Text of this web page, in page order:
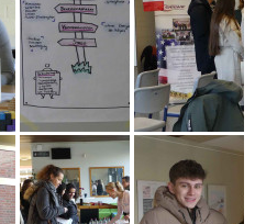
Gustaf
macht
Werbung
Die
Fremdspachen
an